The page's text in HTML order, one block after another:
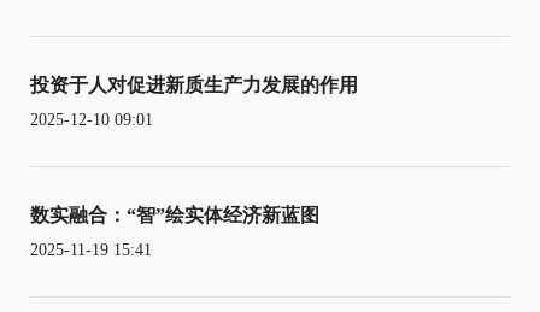
投资于人对促进新质生产力发展的作用
2025-12-10 09:01
数实融合：“智”绘实体经济新蓝图
2025-11-19 15:41